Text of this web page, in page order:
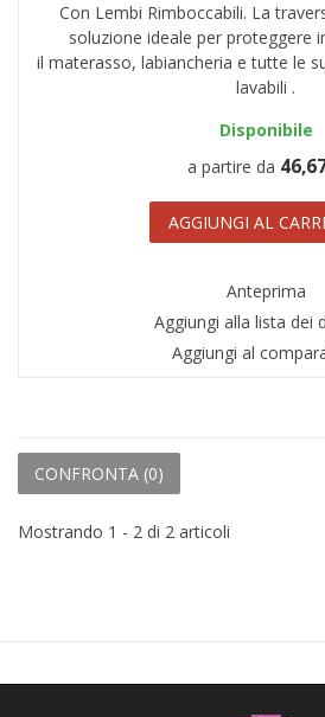
Con Lembi Rimboccabili. La
soluzione ideale per proteggere
il materasso, labiancheria e tutte le
lavabili .
Disponibile
a partire da
AGGIUNGI AL
Anteprima
Aggiungi alla lista dei
Aggiungi al
CONFRONTA (0)
Mostrando 1 - 2 di 2 articoli